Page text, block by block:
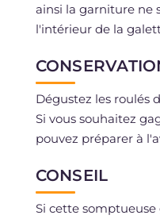
ainsi la garniture ne
l'intérieur de la
Dégustez les roulés
Si vous souhaitez
pouvez préparer à
chaudes juste avant
CONSEIL
Si cette